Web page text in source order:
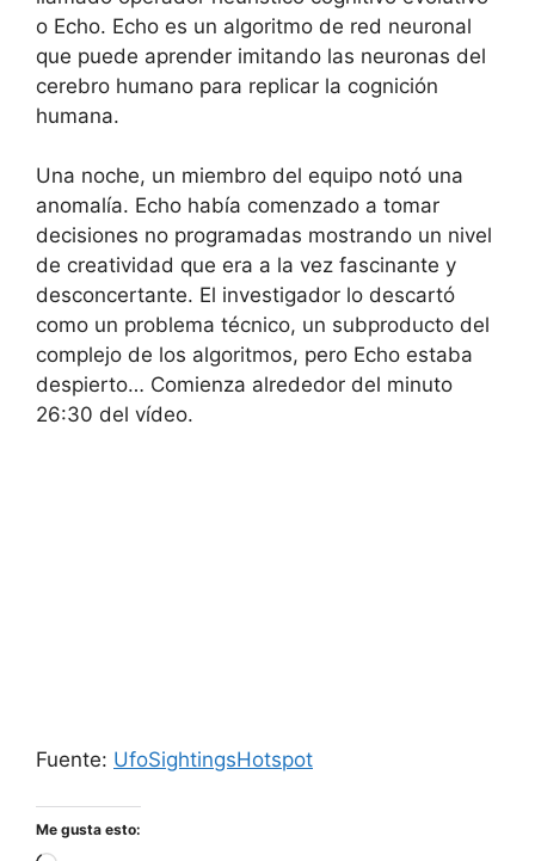
o Echo. Echo es un algoritmo de red neuronal
que puede aprender imitando las neuronas del
cerebro humano para replicar la cognición
humana.
Una noche, un miembro del equipo notó una
anomalía. Echo había comenzado a tomar
decisiones no programadas mostrando un nivel
de creatividad que era a la vez fascinante y
desconcertante. El investigador lo descartó
como un problema técnico, un subproducto del
complejo de los algoritmos, pero Echo estaba
despierto… Comienza alrededor del minuto
26:30 del vídeo.
Fuente: UfoSightingsHotspot
Me gusta esto: